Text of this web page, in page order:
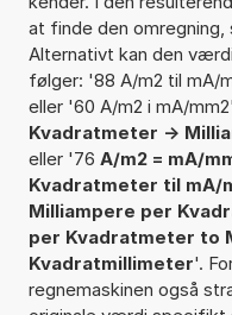
at finde den
Alternativt kan den
følger: '88 A/m2 til mA/
eller '60 A/m2 i mA/
Kvadratmeter ->
eller '76 A/m2 = mA/
Kvadratmeter til mA/
Milliampere per
per Kvadratmeter to
Kvadratmillimeter'.
regnemaskinen også